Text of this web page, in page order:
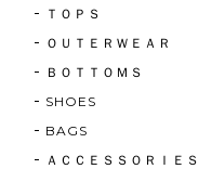
ＴＯＰＳ
ＯＵＴＥＲＷＥＡＲ
ＢＯＴＴＯＭＳ
SHOES
BAGS
ＡＣＣＥＳＳＯＲＩＥＳ